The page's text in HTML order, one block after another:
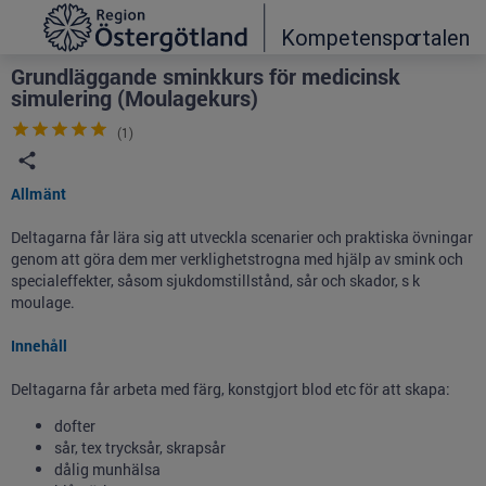
Grade
Portal
Grundläggande sminkkurs för medicinsk
simulering (Moulagekurs)
(1)
Allmänt
Deltagarna får lära sig att utveckla scenarier och praktiska övningar
genom att göra dem mer verklighetstrogna med hjälp av smink och
specialeffekter, såsom sjukdomstillstånd, sår och skador, s k
moulage.
Innehåll
Deltagarna får arbeta med färg, konstgjort blod etc för att skapa:
dofter
sår, tex trycksår, skrapsår
dålig munhälsa